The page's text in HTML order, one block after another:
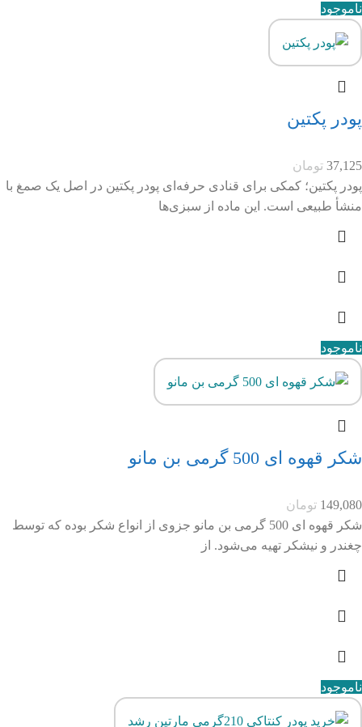
ناموجود
پودر پکتین
37,125 تومان
پودر پکتین؛ کمکی برای قنادی حرفه‌ای پودر پکتین در اصل یک صمغ با
منشأ طبیعی است. این ماده از سبزی‌ها
ناموجود
شکر قهوه ای 500 گرمی بن مانو
149,080 تومان
شکر قهوه ای 500 گرمی بن مانو جزوی از انواع شکر بوده که توسط
چغندر و نیشکر تهیه می‌شود. از
ناموجود